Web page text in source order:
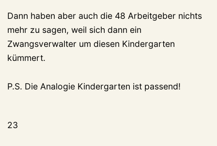
Dann haben aber auch die 48 Arbeitgeber nichts
mehr zu sagen, weil sich dann ein
Zwangsverwalter um diesen Kindergarten
kümmert.
P.S. Die Analogie Kindergarten ist passend!
23